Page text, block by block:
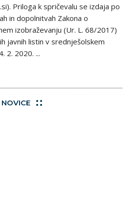
Priloga k spričevalu se izdaja po
in dopolnitvah Zakona o
izobraževanju (Ur. L. 68/2017)
javnih listin v srednješolskem
2. 2020. ...
NOVICE